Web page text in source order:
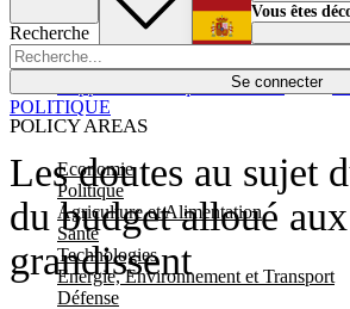
Recherche
Se connecter
POLICY AREAS
Economie
Politique
Agriculture et Alimentation
Santé
Technologies
Energie, Environnement et Transport
Défense
Économie
Español
Vous êtes
Les doutes au sujet
du budget alloué
grandissent
POLITIQUE